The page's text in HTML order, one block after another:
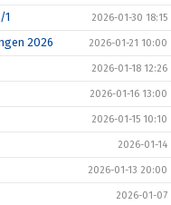
1 2026-01-30 18:15
2026 2026-01-21 10:00
2026-01-18 12:26
2026-01-16 13:00
2026-01-15 10:10
2026-01-14
2026-01-13 20:00
2026-01-07